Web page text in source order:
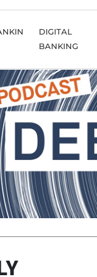
DIGITAL
BANKING